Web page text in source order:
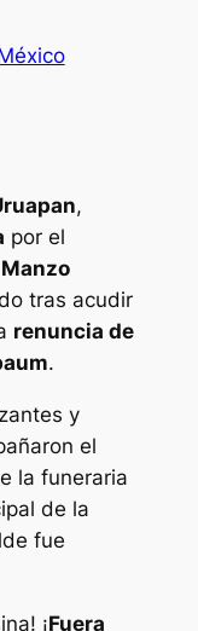
,
por el
tras acudir
renuncia de
.
y
el
la funeraria
de la
fue
¡Fuera